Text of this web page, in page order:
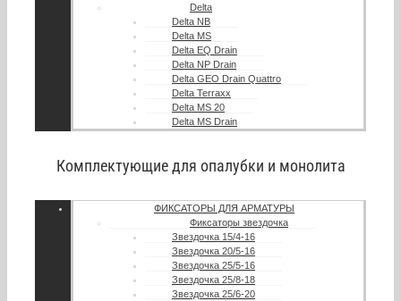
Delta
Delta NB
Delta MS
Delta EQ Drain
Delta NP Drain
Delta GEO Drain Quattro
Delta Terraxx
Delta MS 20
Delta MS Drain
Комплектующие для опалубки и монолита
ФИКСАТОРЫ ДЛЯ АРМАТУРЫ
Фиксаторы звездочка
Звездочка 15/4-16
Звездочка 20/5-16
Звездочка 25/5-16
Звездочка 25/8-18
Звездочка 25/6-20